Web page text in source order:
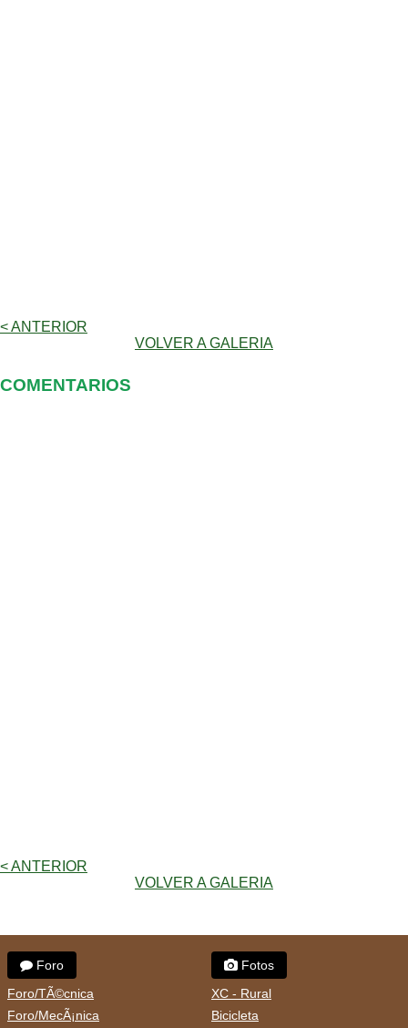
< ANTERIOR
VOLVER A GALERIA
COMENTARIOS
< ANTERIOR
VOLVER A GALERIA
Foro
Foro/TÃ©cnica
Foro/MecÃ¡nica
Fotos
XC - Rural
Bicicleta